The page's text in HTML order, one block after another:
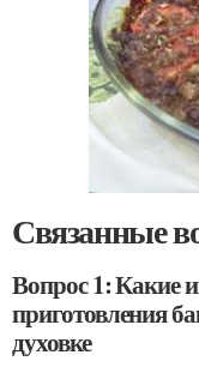
Связанные
Вопрос 1: Какие
приготовления
духовке